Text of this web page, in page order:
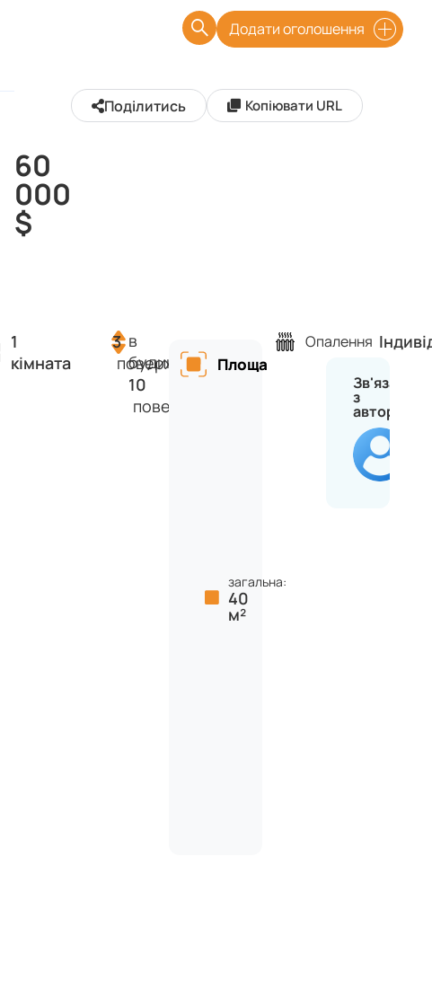
Додати оголошення
60
000
$
Поділитись Копіювати URL
1
кімната
3
поверх
в
будинку
10
поверхів
Площа
загальна:
40
м²
Опалення
Зв'язатися
з
автором